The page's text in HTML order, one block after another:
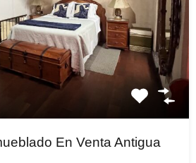
En Venta Antigua